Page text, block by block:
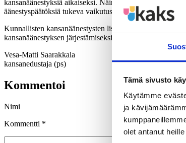
Tämä sivusto
Käytämme
ja
olet antanut
kansanäänestyksiä aikaiseksi. Näin kansalaiset voisivat
äänestyspäätöksiä tukeva vaikutus edustuksellisissa
Kunnallisten kansanäänestysten lisäämisellä olisi
kansanäänestyksen järjestämiseksi ja olemme saaneet
Vesa-Matti Saarakkala
kansanedustaja (ps)
Kommentoi
Nimi
Kommentti *